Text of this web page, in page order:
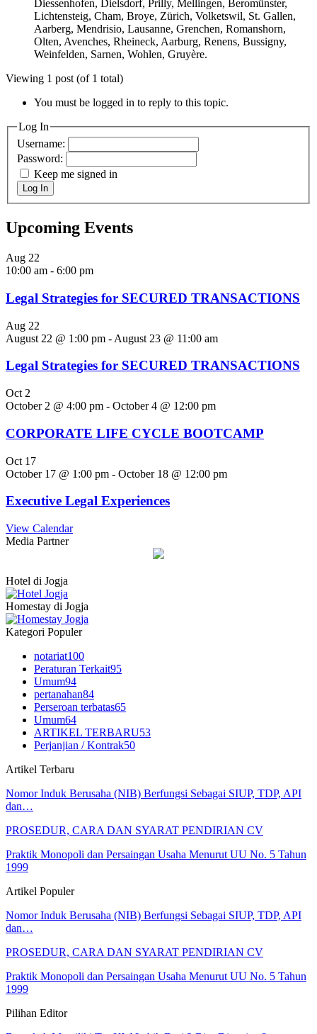
Diessenhofen, Dielsdorf, Prilly, Mellingen, Beromünster,
Lichtensteig, Cham, Broye, Zürich, Volketswil, St. Gallen,
Aarberg, Mendrisio, Lausanne, Grenchen, Romanshorn,
Olten, Avenches, Rheineck, Aarburg, Renens, Bussigny,
Weinfelden, Sarnen, Wohlen, Gruyère.
Viewing 1 post (of 1 total)
You must be logged in to reply to this topic.
Log In
Username:
Password:
Keep me signed in
Log In
Upcoming Events
Aug 22
10:00 am - 6:00 pm
Legal Strategies for SECURED TRANSACTIONS
Aug 22
August 22 @ 1:00 pm - August 23 @ 11:00 am
Legal Strategies for SECURED TRANSACTIONS
Oct 2
October 2 @ 4:00 pm - October 4 @ 12:00 pm
CORPORATE LIFE CYCLE BOOTCAMP
Oct 17
October 17 @ 1:00 pm - October 18 @ 12:00 pm
Executive Legal Experiences
View Calendar
Media Partner
Hotel di Jogja
Homestay di Jogja
Kategori Populer
notariat100
Peraturan Terkait95
Umum94
pertanahan84
Perseroan terbatas65
Umum64
ARTIKEL TERBARU53
Perjanjian / Kontrak50
Artikel Terbaru
Nomor Induk Berusaha (NIB) Berfungsi Sebagai SIUP, TDP, API
dan…
PROSEDUR, CARA DAN SYARAT PENDIRIAN CV
Praktik Monopoli dan Persaingan Usaha Menurut UU No. 5 Tahun
1999
Artikel Populer
Nomor Induk Berusaha (NIB) Berfungsi Sebagai SIUP, TDP, API
dan…
PROSEDUR, CARA DAN SYARAT PENDIRIAN CV
Praktik Monopoli dan Persaingan Usaha Menurut UU No. 5 Tahun
1999
Pilihan Editor